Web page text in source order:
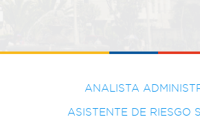
ANALISTA
ASISTENTE DE RIESGO